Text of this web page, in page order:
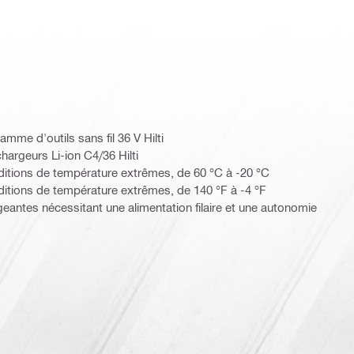
d'outils sans fil 36 V Hilti
Li-ion C4/36 Hilti
de température extrêmes, de 60 °C à -20 °C
de température extrêmes, de 140 °F à -4 °F
nécessitant une alimentation filaire et une autonomie